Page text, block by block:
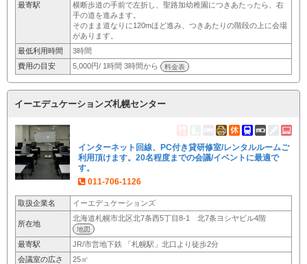
最寄駅
横断歩道の手前で左折し、聖路加幼稚園につきあたったら、右
手の道を進みます。
そのまま道なりに120mほど進み、つきあたりの階段の上に会場
があります。
最低利用時間
3時間
費用の目安
5,000円/ 1時間 3時間から 料金表
イーエデュケーションズ札幌センター
インターネット回線、PC付き貸研修室/レンタルルームご
利用頂けます。20名程度までの会議/イベントに最適で
す。
011-706-1126
取扱企業名 イーエデュケーションズ
所在地
北海道札幌市北区北7条西5丁目8-1 北7条ヨシヤビル4階
地図
最寄駅
JR/市営地下鉄 「札幌駅」北口より徒歩2分
会議室の広さ
25㎡